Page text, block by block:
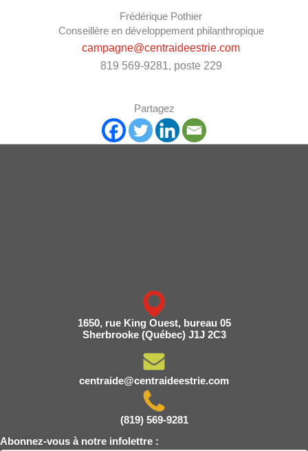
Frédérique Pothier
Conseillère en développement philanthropique
campagne@centraideestrie.com
819 569-9281, poste 229
Partagez
1650, rue King Ouest, bureau 05
Sherbrooke (Québec) J1J 2C3
centraide@centraideestrie.com
(819) 569-9281
Abonnez-vous à notre infolettre :